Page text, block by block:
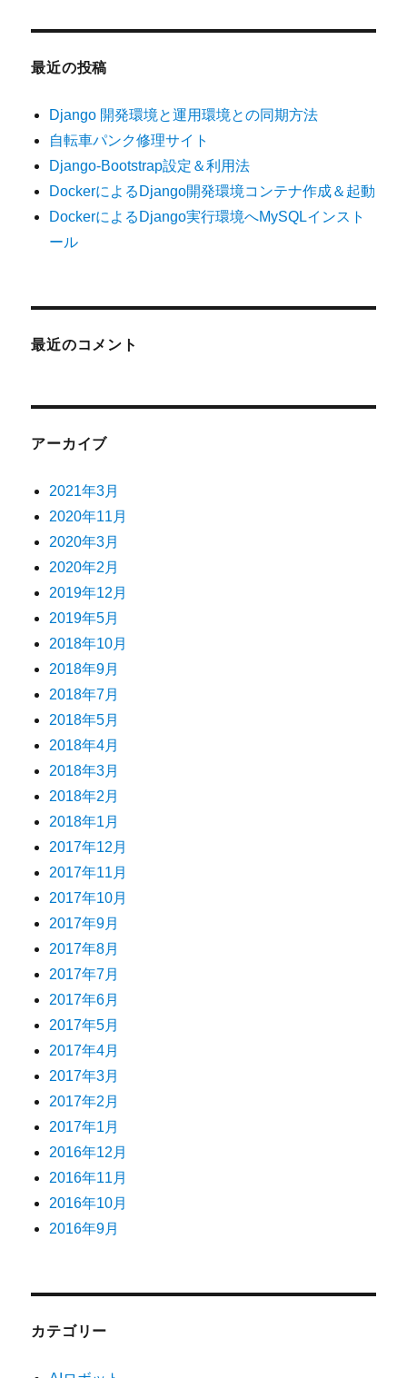
最近の投稿
Django 開発環境と運用環境との同期方法
自転車パンク修理サイト
Django-Bootstrap設定＆利用法
DockerによるDjango開発環境コンテナ作成＆起動
DockerによるDjango実行環境へMySQLインスト
ール
最近のコメント
アーカイブ
2021年3月
2020年11月
2020年3月
2020年2月
2019年12月
2019年5月
2018年10月
2018年9月
2018年7月
2018年5月
2018年4月
2018年3月
2018年2月
2018年1月
2017年12月
2017年11月
2017年10月
2017年9月
2017年8月
2017年7月
2017年6月
2017年5月
2017年4月
2017年3月
2017年2月
2017年1月
2016年12月
2016年11月
2016年10月
2016年9月
カテゴリー